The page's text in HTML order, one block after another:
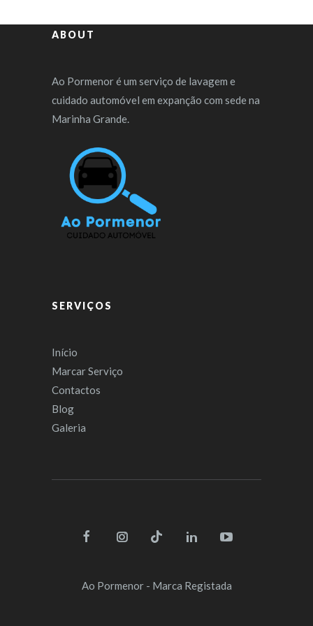
ABOUT
Ao Pormenor é um serviço de lavagem e
cuidado automóvel em expanção com sede na
Marinha Grande.
SERVIÇOS
Início
Marcar Serviço
Contactos
Blog
Galeria
Ao Pormenor- Marca Registada